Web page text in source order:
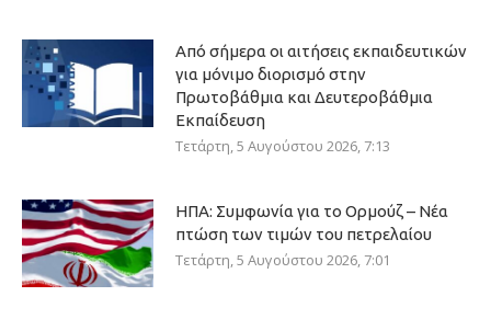
Από σήμερα οι αιτήσεις εκπαιδευτικών
για μόνιμο διορισμό στην
Πρωτοβάθμια και Δευτεροβάθμια
Εκπαίδευση
Τετάρτη, 5 Αυγούστου 2026, 7:13
ΗΠΑ: Συμφωνία για το Ορμούζ – Νέα
πτώση των τιμών του πετρελαίου
Τετάρτη, 5 Αυγούστου 2026, 7:01